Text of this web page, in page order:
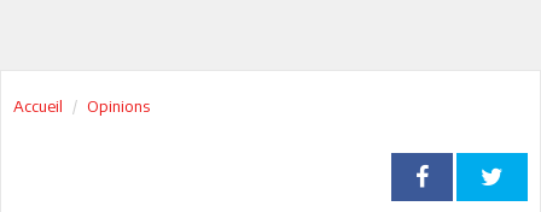
Accueil Opinions